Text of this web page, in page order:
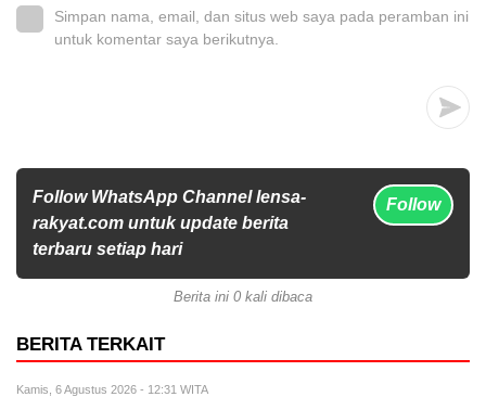
Simpan nama, email, dan situs web saya pada peramban ini
untuk komentar saya berikutnya.
Follow WhatsApp Channel lensa-
rakyat.com untuk update berita
terbaru setiap hari
Follow
Berita ini 0 kali dibaca
BERITA TERKAIT
Kamis, 6 Agustus 2026 - 12:31 WITA